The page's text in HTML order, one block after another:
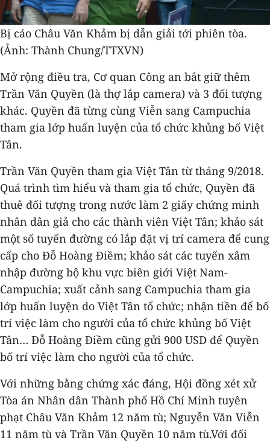
Bị cáo Châu Văn Khảm bị dẫn giải tới phiên tòa.
(Ảnh: Thành Chung/TTXVN)
Mở rộng điều tra, Cơ quan Công an bắt giữ thêm
Trần Văn Quyền (là thợ lắp camera) và 3 đối tượng
khác. Quyền đã từng cùng Viễn sang Campuchia
tham gia lớp huấn luyện của tổ chức khủng bố Việt
Tân.
Trần Văn Quyền tham gia Việt Tân từ tháng 9/2018.
Quá trình tìm hiểu và tham gia tổ chức, Quyền đã
thuê đối tượng trong nước làm 2 giấy chứng minh
nhân dân giả cho các thành viên Việt Tân; khảo sát
một số tuyến đường có lắp đặt vị trí camera để cung
cấp cho Đỗ Hoàng Điềm; khảo sát các tuyến xâm
nhập đường bộ khu vực biên giới Việt Nam-
Campuchia; xuất cảnh sang Campuchia tham gia
lớp huấn luyện do Việt Tân tổ chức; nhận tiền để bố
trí việc làm cho người của tổ chức khủng bố Việt
Tân… Đỗ Hoàng Điềm cũng gửi 900 USD để Quyền
bố trí việc làm cho người của tổ chức.
Với những bằng chứng xác đáng, Hội đồng xét xử
Tòa án Nhân dân Thành phố Hồ Chí Minh tuyên
phạt Châu Văn Khảm 12 năm tù; Nguyễn Văn Viễn
11 năm tù và Trần Văn Quyền 10 năm tù.Với đối